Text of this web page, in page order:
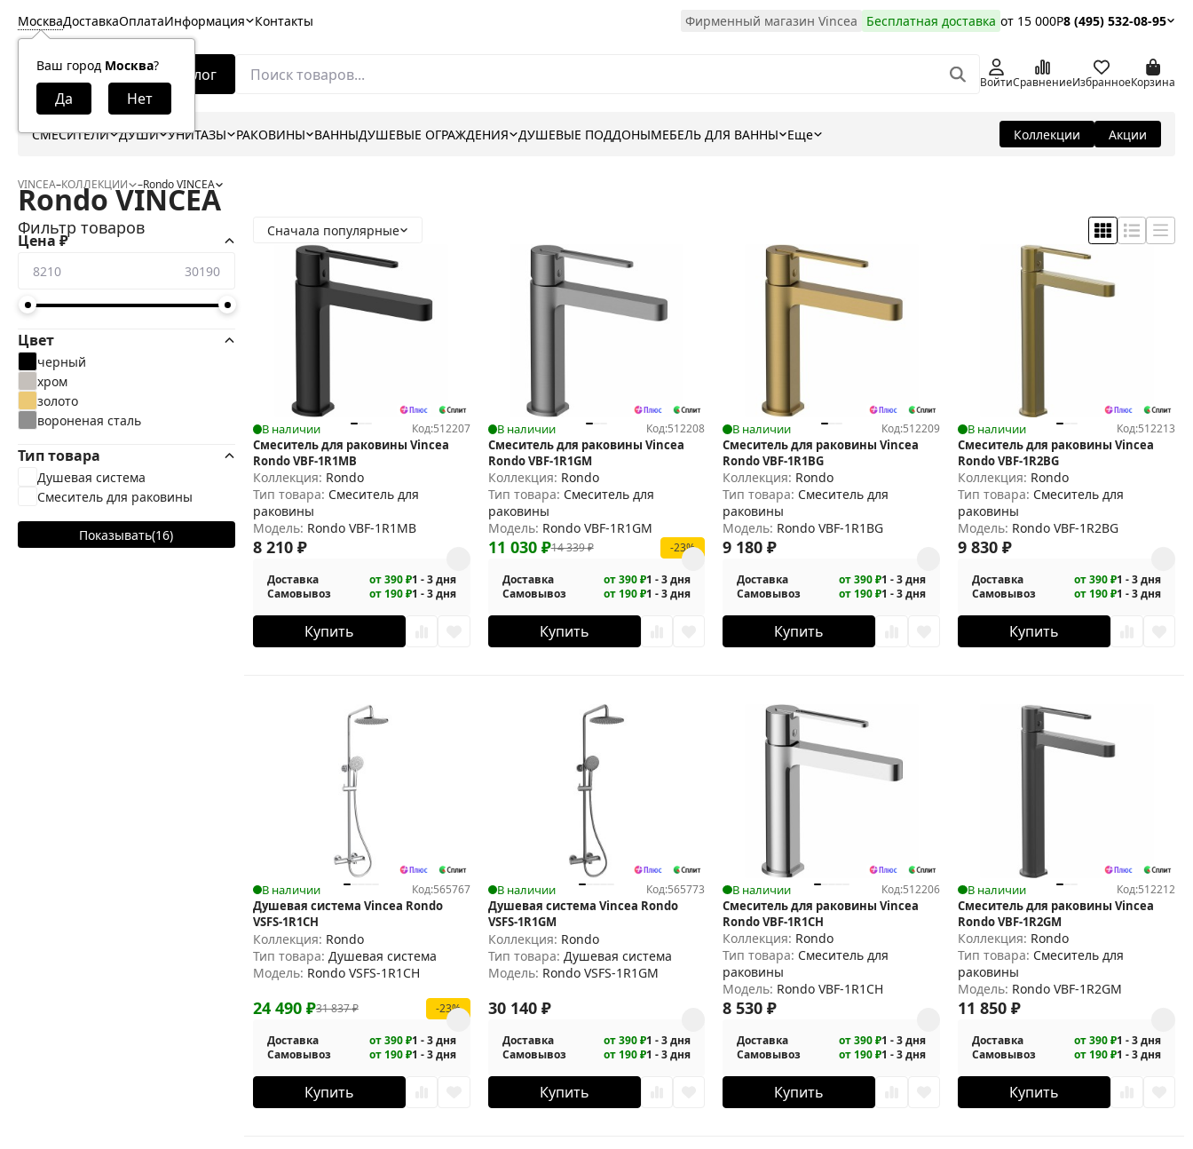
Москва
Ваш город Москва?
ДоставкаОплатаИнформация Контакты Фирменный магазин Vincea Бесплатная доставка от 15 000Р8 (495) 532-08-95
Каталог ВойтиСравнениеИзбранноеКорзина
СМЕСИТЕЛИ ДУШИ УНИТАЗЫ РАКОВИНЫ ВАННЫДУШЕВЫЕ ОГРАЖДЕНИЯ ДУШЕВЫЕ ПОДДОНЫМЕБЕЛЬ ДЛЯ ВАННЫ Еще Коллекции Акции
VINCEA–КОЛЛЕКЦИИ –Rondo VINCEA
Rondo VINCEA
Сначала популярные
В наличии Код:512207
Смеситель для раковины Vincea
Rondo VBF-1R1MB
Коллекция: Rondo
Тип товара: Смеситель для
раковины
Модель: Rondo VBF-1R1MB
8 210 ₽
Доставка от 390 ₽1 - 3 дня
Самовывоз
от 190 ₽1 - 3 дня
Купить
В наличии Код:512208
Смеситель для раковины Vincea
Rondo VBF-1R1GM
Коллекция: Rondo
Тип товара: Смеситель для
раковины
Модель: Rondo VBF-1R1GM
14 339₽
11 030 ₽ -23%
Доставка от 390 ₽1 - 3 дня
Самовывоз
от 190 ₽1 - 3 дня
Купить
В наличии Код:512209
Смеситель для раковины Vincea
Rondo VBF-1R1BG
Коллекция: Rondo
Тип товара: Смеситель для
раковины
Модель: Rondo VBF-1R1BG
9 180₽
Доставка от 390 ₽1 - 3 дня
Самовывоз
от 190 ₽1 - 3 дня
Купить
В наличии Код:512213
Смеситель для раковины Vincea
Rondo VBF-1R2BG
Коллекция: Rondo
Тип товара: Смеситель для
раковины
Модель: Rondo VBF-1R2BG
9 830₽
Доставка от 390 ₽1 - 3 дня
Самовывоз
от 190 ₽1 - 3 дня
Купить
В наличии Код:565767
Душевая система Vincea Rondo
VSFS-1R1CH
Коллекция: Rondo
Тип товара: Душевая система
Модель: Rondo VSFS-1R1CH
31 837₽
24 490 ₽ -23%
Доставка от 390 ₽1 - 3 дня
Самовывоз
от 190 ₽1 - 3 дня
Купить
В наличии Код:565773
Душевая система Vincea Rondo
VSFS-1R1GM
Коллекция: Rondo
Тип товара: Душевая система
Модель: Rondo VSFS-1R1GM
30 140 ₽
Доставка от 390 ₽1 - 3 дня
Самовывоз
от 190 ₽1 - 3 дня
Купить
В наличии Код:512206
Смеситель для раковины Vincea
Rondo VBF-1R1CH
Коллекция: Rondo
Тип товара: Смеситель для
раковины
Модель: Rondo VBF-1R1CH
8 530₽
Доставка от 390 ₽1 - 3 дня
Самовывоз
от 190 ₽1 - 3 дня
Купить
В наличии Код:512212
Смеситель для раковины Vincea
Rondo VBF-1R2GM
Коллекция: Rondo
Тип товара: Смеситель для
раковины
Модель: Rondo VBF-1R2GM
11 850₽
Доставка от 390 ₽1 - 3 дня
Самовывоз
от 190 ₽1 - 3 дня
Купить
Фильтр товаров
Цена ₽
Цвет
черный
хром
золото
вороненая сталь
Тип товара
Душевая система
Смеситель для раковины
Показывать(16)